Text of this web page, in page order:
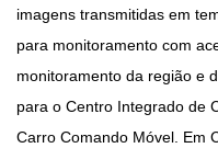
imagens transmitidas em
para monitoramento com
monitoramento da região e
para o Centro Integrado de
Carro Comando Móvel. Em